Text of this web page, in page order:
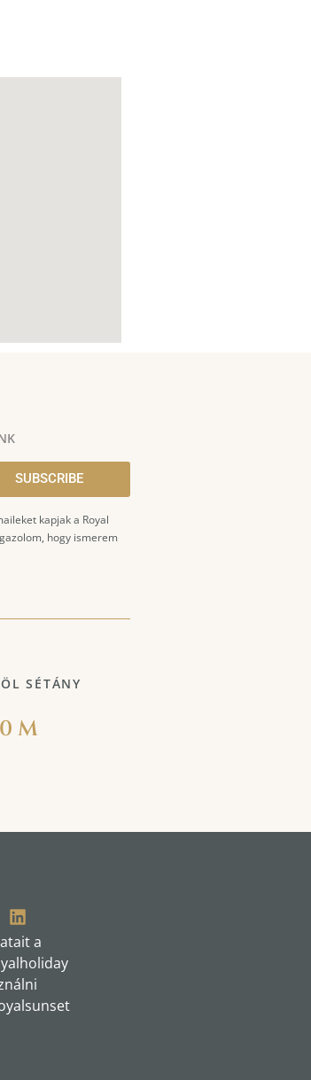
SUBSCRIBE
kapjak a Royal
hogy ismerem
SÉTÁNY
M
a